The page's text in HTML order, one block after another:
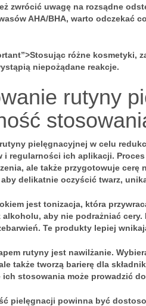
zwrócić uwagę na rozsądne
AHA/BHA, warto odczekać
różne kosmetyki,
niepożądane reakcje.
rutyny
pielęgnacyjnej w celu
i regularności ich aplikacji.
ale także przygotowuje cerę
aby delikatnie oczyścić twarz,
jest tonizacja, która
aby nie podrażniać cery.
Te produkty lepiej
rutyny jest nawilżanie.
także tworzą barierę dla
ich stosowania może prowadzić
pielęgnacji powinna być